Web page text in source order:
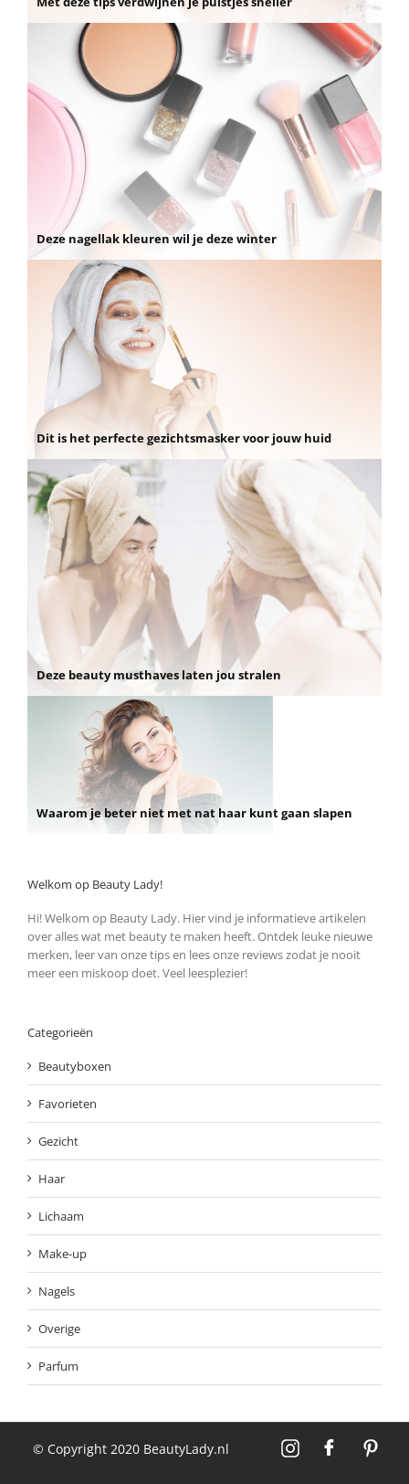
Deze nagellak kleuren wil je deze winter
Dit is het perfecte gezichtsmasker voor jouw huid
Deze beauty musthaves laten jou stralen
Waarom je beter niet met nat haar kunt gaan slapen
Welkom op Beauty Lady!
Hi! Welkom op Beauty Lady. Hier vind je informatieve artikelen
over alles wat met beauty te maken heeft. Ontdek leuke nieuwe
merken, leer van onze tips en lees onze reviews zodat je nooit
meer een miskoop doet. Veel leesplezier!
Categorieën
Beautyboxen
Favorieten
Gezicht
Haar
Lichaam
Make-up
Nagels
Overige
Parfum
© Copyright 2020 BeautyLady.nl